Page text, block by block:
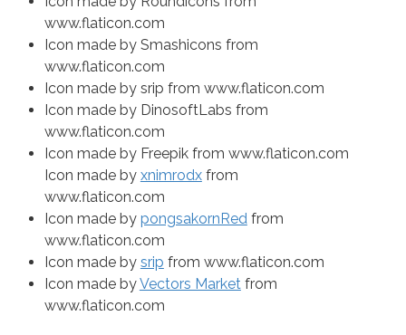
www.flaticon.com
Icon made by Smashicons from
www.flaticon.com
Icon made by srip from www.flaticon.com
Icon made by DinosoftLabs from
www.flaticon.com
Icon made by Freepik from www.flaticon.com
Icon made by xnimrodxfrom
www.flaticon.com
Icon made by pongsakornRed from
www.flaticon.com
Icon made by srip from www.flaticon.com
Icon made byVectors Market from
www.flaticon.com